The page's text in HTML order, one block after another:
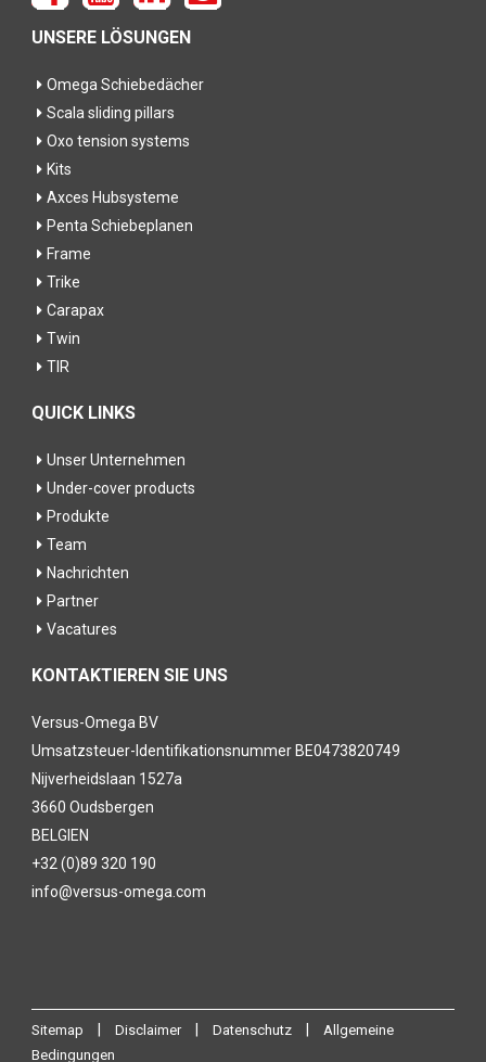
UNSERE LÖSUNGEN
Omega Schiebedächer
Scala sliding pillars
Oxo tension systems
Kits
Axces Hubsysteme
Penta Schiebeplanen
Frame
Trike
Carapax
Twin
TIR
QUICK LINKS
Unser Unternehmen
Under-cover products
Produkte
Team
Nachrichten
Partner
Vacatures
KONTAKTIEREN SIE UNS
Versus-Omega BV
Umsatzsteuer-Identifikationsnummer BE0473820749
Nijverheidslaan 1527a
3660 Oudsbergen
BELGIEN
+32 (0)89 320 190
info@versus-omega.com
Sitemap Disclaimer Datenschutz
Allgemeine
Bedingungen